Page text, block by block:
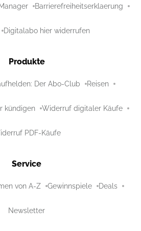
Barrierefreiheitserklaerung
Digitalabo hier widerrufen
Produkte
Der Abo-Club Reisen
kündigen Widerruf digitaler Käufe
PDF-Käufe
Service
von A-Z Gewinnspiele Deals
Newsletter